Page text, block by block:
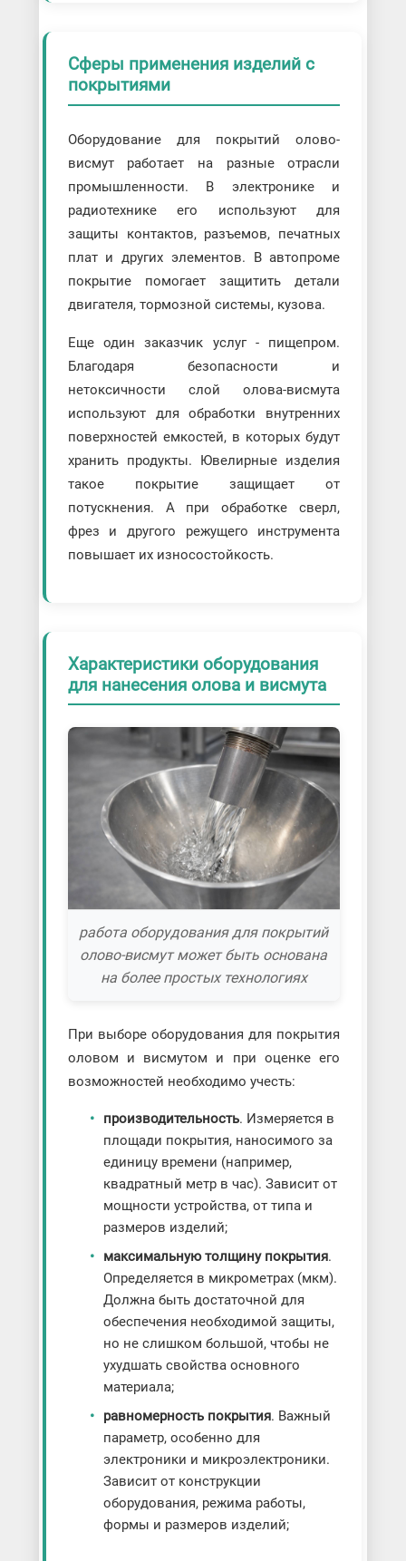
Сферы применения изделий с
покрытиями
Оборудование для покрытий олово-
висмут работает на разные отрасли
промышленности. В электронике и
радиотехнике его используют для
защиты контактов, разъемов, печатных
плат и других элементов. В автопроме
покрытие помогает защитить детали
двигателя, тормозной системы, кузова.
Еще один заказчик услуг - пищепром.
Благодаря безопасности и
нетоксичности слой олова-висмута
используют для обработки внутренних
поверхностей емкостей, в которых будут
хранить продукты. Ювелирные изделия
такое покрытие защищает от
потускнения. А при обработке сверл,
фрез и другого режущего инструмента
повышает их износостойкость.
Характеристики оборудования
для нанесения олова и висмута
работа оборудования для покрытий
олово-висмут может быть основана
на более простых технологиях
При выборе оборудования для покрытия
оловом и висмутом и при оценке его
возможностей необходимо учесть:
производительность. Измеряется в
площади покрытия, наносимого за
единицу времени (например,
квадратный метр в час). Зависит от
мощности устройства, от типа и
размеров изделий;
максимальную толщину покрытия.
Определяется в микрометрах (мкм).
Должна быть достаточной для
обеспечения необходимой защиты,
но не слишком большой, чтобы не
ухудшать свойства основного
материала;
равномерность покрытия. Важный
параметр, особенно для
электроники и микроэлектроники.
Зависит от конструкции
оборудования, режима работы,
формы и размеров изделий;